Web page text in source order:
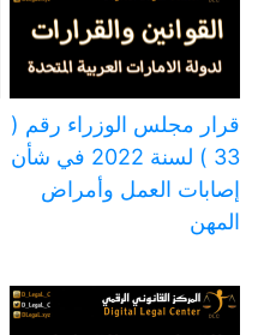
قرار مجلس الوزراء رقم (
33 ) لسنة 2022 في شأن
إصابات العمل وأمراض
المهن